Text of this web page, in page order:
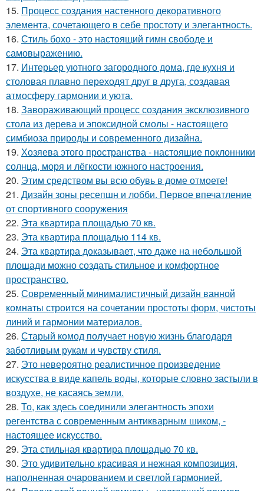
15. Процесс создания настенного декоративного
элемента, сочетающего в себе простоту и элегантность.
16. Стиль бохо - это настоящий гимн свободе и
самовыражению.
17. Интерьер уютного загородного дома, где кухня и
столовая плавно переходят друг в друга, создавая
атмосферу гармонии и уюта.
18. Завораживающий процесс создания эксклюзивного
стола из дерева и эпоксидной смолы - настоящего
симбиоза природы и современного дизайна.
19. Хозяева этого пространства - настоящие поклонники
солнца, моря и лёгкости южного настроения.
20. Этим средством вы всю обувь в доме отмоете!
21. Дизайн зоны ресепшн и лобби. Первое впечатление
от спортивного сооружения
22. Эта квартира площадью 70 кв.
23. Эта квартира площадью 114 кв.
24. Эта квартира доказывает, что даже на небольшой
площади можно создать стильное и комфортное
пространство.
25. Современный минималистичный дизайн ванной
комнаты строится на сочетании простоты форм, чистоты
линий и гармонии материалов.
26. Старый комод получает новую жизнь благодаря
заботливым рукам и чувству стиля.
27. Это невероятно реалистичное произведение
искусства в виде капель воды, которые словно застыли в
воздухе, не касаясь земли.
28. То, как здесь соединили элегантность эпохи
регентства с современным антикварным шиком, -
настоящее искусство.
29. Эта стильная квартира площадью 70 кв.
30. Это удивительно красивая и нежная композиция,
наполненная очарованием и светлой гармонией.